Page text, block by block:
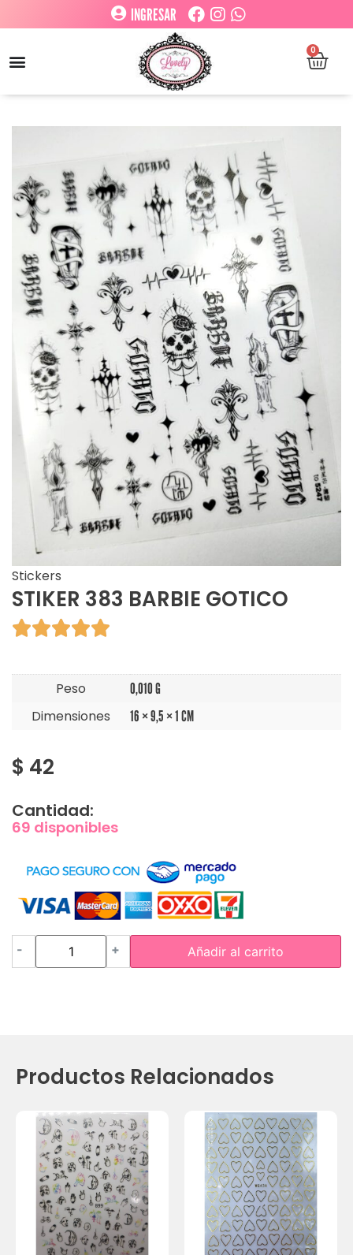
INGRESAR
0
Stickers
STIKER 383 BARBIE GOTICO

Peso 0,010 G
Dimensiones 16 × 9,5 × 1 CM
$ 42
Cantidad:
69 disponibles
- + Añadir al carrito
Productos Relacionados